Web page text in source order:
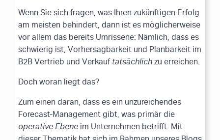
Wenn Sie sich fragen, was Ihren zukünftigen Erfolg
am meisten behindert, dann ist es möglicherweise
vor allem das bereits Umrissene: Nämlich, dass es
schwierig ist, Vorhersagbarkeit und Planbarkeit im
B2B Vertrieb und Verkauf tatsächlich zu erreichen.
Doch woran liegt das?
Zum einen daran, dass es ein unzureichendes
Forecast-Management gibt, was primär die
operative Ebene im Unternehmen betrifft. Mit